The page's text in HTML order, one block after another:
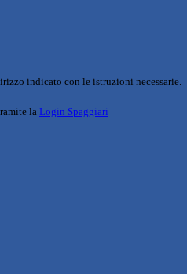
indicato con le istruzioni necessarie.
la Login Spaggiari